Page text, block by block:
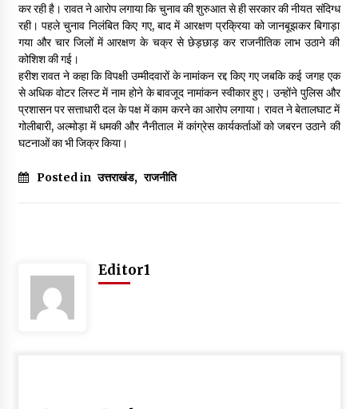
Thought Of The Day 12 May
Thought Of The Day 11 May
May 11, 2022
Thought Of The Day 10 May
May 9, 2022
कर रही है। रावत ने आरोप लगाया कि चुनाव की शुरुआत से ही सरकार की नीयत संदिग्ध
रही। पहले चुनाव निलंबित किए गए, बाद में आरक्षण प्रक्रिया को जानबूझकर बिगाड़ा
गया और चार जिलों में आरक्षण के चक्र से छेड़छाड़ कर राजनीतिक लाभ उठाने की
कोशिश की गई।
हरीश रावत ने कहा कि विपक्षी उम्मीदवारों के नामांकन रद्द किए गए जबकि कई जगह एक
से अधिक वोटर लिस्ट में नाम होने के बावजूद नामांकन स्वीकार हुए। उन्होंने पुलिस और
प्रशासन पर सत्ताधारी दल के पक्ष में काम करने का आरोप लगाया। रावत ने बेतालघाट में
गोलीबारी, अल्मोड़ा में धमकी और नैनीताल में कांग्रेस कार्यकर्ताओं को जबरन उठाने की
घटनाओं का भी जिक्र किया।
Posted in उत्तराखंड, राजनीति
Editor1